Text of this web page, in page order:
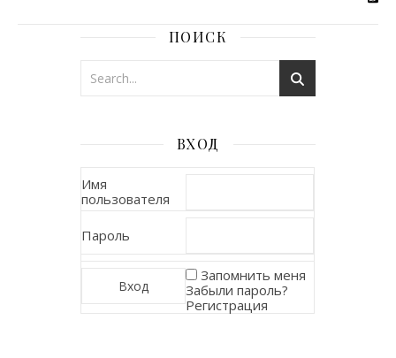
ПОИСК
ВХОД
Имя
пользователя
Пароль
Запомнить меня
Забыли пароль?
Регистрация